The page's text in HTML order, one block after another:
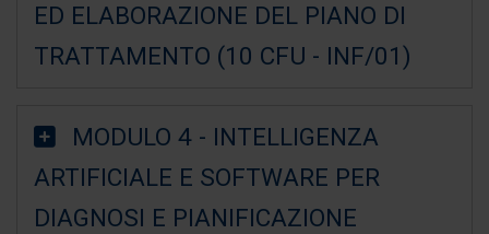
ED ELABORAZIONE DEL PIANO DI
TRATTAMENTO (10 CFU - INF/01)
MODULO 4 - INTELLIGENZA
ARTIFICIALE E SOFTWARE PER
DIAGNOSI E PIANIFICAZIONE